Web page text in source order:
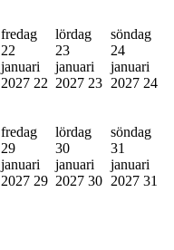
fredag
22
januari
2027 22
lördag
23
januari
2027 23
söndag
24
januari
2027 24
fredag
29
januari
2027 29
lördag
30
januari
2027 30
söndag
31
januari
2027 31